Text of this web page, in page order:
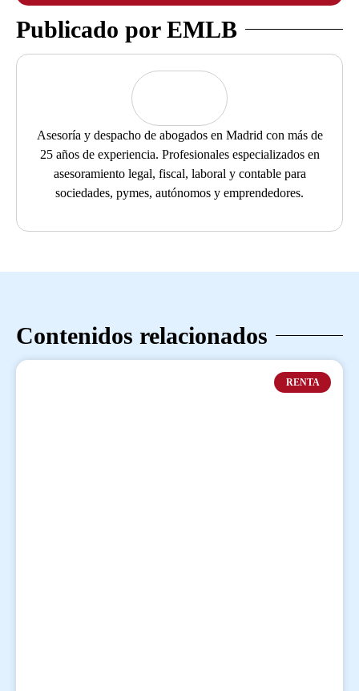
Publicado por EMLB
Asesoría y despacho de abogados en Madrid con más de
25 años de experiencia. Profesionales especializados en
asesoramiento legal, fiscal, laboral y contable para
sociedades, pymes, autónomos y emprendedores.
Contenidos relacionados
RENTA